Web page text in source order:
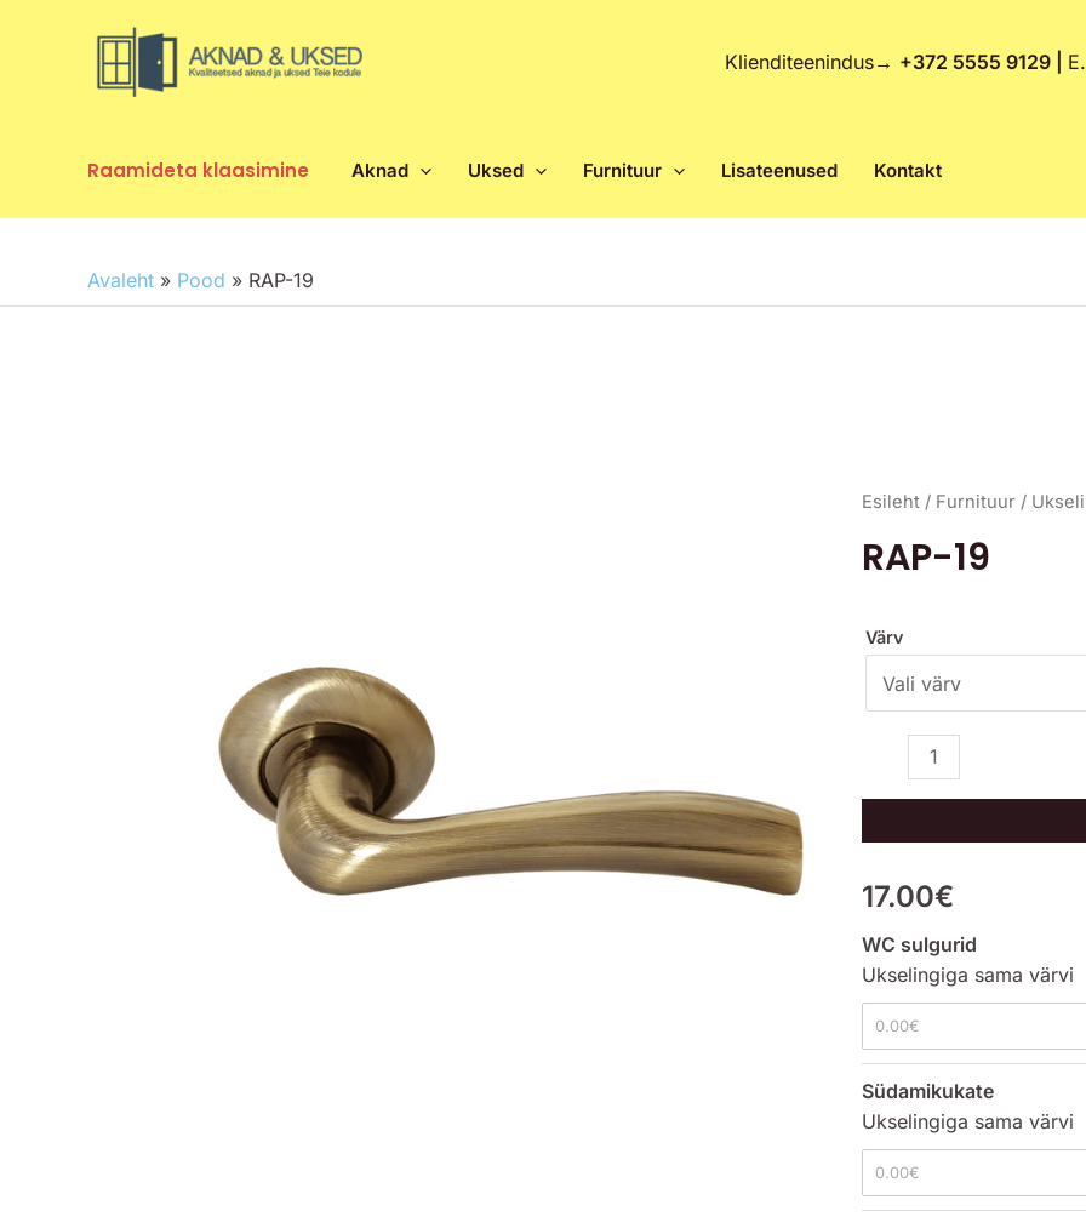
Klienditeenindus→ +372 5555 9129 |
Raamideta klaasimine Aknad Uksed Furnituur Lisateenused Kontakt
Avaleht » Pood » RAP-19
Esileht / Furnituur /
RAP-19
17.00€
WC sulgurid
Ukselingiga sama värvi
0.00€
Südamikukate
Ukselingiga sama värvi
0.00€
Värv
RAP-
kogus